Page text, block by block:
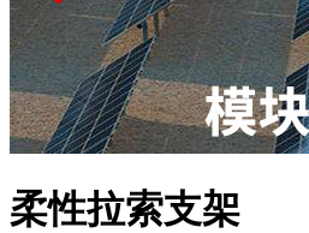
柔性拉索支架